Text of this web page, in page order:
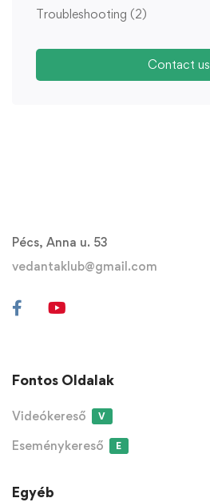
Troubleshooting (2)
Contact us
Pécs, Anna u. 53
vedantaklub@gmail.com
Fontos Oldalak
Videókereső V
Eseménykereső E
Egyéb